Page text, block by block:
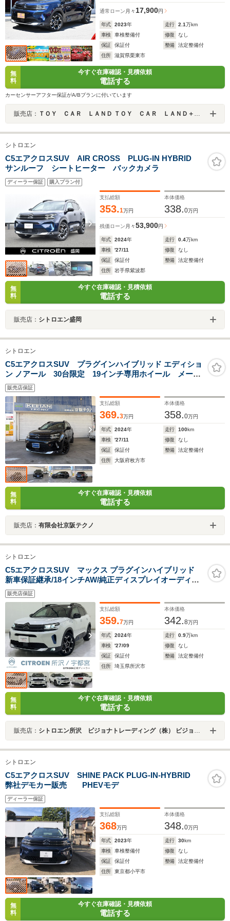
通常ローン 月々 17,900円
年式 2023年 走行 2.1万km
車検
車検整備付 修復
なし
保証
保証付 整備
法定整備付
住所
滋賀県栗東市
無
料
今すぐ在庫確認・見積依頼
電話する
カーセンサーアフター保証がA/Bプランに付いています
販売店： ＴＯＹ ＣＡＲ ＬＡＮＤ ＴＯＹ ＣＡＲ ＬＡＮＤ＋ 栗東店
シトロエン
C5エアクロスSUV AIR CROSS PLUG-IN HYBRID
サンルーフ シートヒーター バックカメラ
ディーラー保証 購入プラン付
支払総額
353.1万円
本体価格
338.0万円
残価ローン 月々53,900円
年式 2024年 走行 0.4万km
車検
'27/11 修復
なし
保証
保証付 整備
法定整備付
住所
岩手県紫波郡
無
料
今すぐ在庫確認・見積依頼
電話する
販売店： シトロエン盛岡
シトロエン
C5エアクロスSUV プラグインハイブリッド エディショ
ン ノアール 30台限定 19インチ専用ホイール メーカ
ー保証付き
販売店保証
支払総額
369.3万円
本体価格
358.0万円
年式 2024年 走行 100km
車検
'27/11 修復
なし
保証
保証付 整備
法定整備付
住所
大阪府枚方市
無
料
今すぐ在庫確認・見積依頼
電話する
販売店： 有限会社京阪テクノ
シトロエン
C5エアクロスSUV マックス プラグインハイブリッド
新車保証継承/18インチAW/純正ディスプレイオーディオ/
本革パワーシート/シートベンチレーション/スマートキー/
アダプティブクルーズコントロール/パノラミックサンル
ーフ/LEDヘッドライト/パワーバックドア
販売店保証
支払総額
359.7万円
本体価格
342.8万円
年式 2024年 走行 0.9万km
車検
'27/09 修復
なし
保証
保証付 整備
法定整備付
住所
埼玉県所沢市
無
料
今すぐ在庫確認・見積依頼
電話する
販売店： シトロエン所沢 ビジョナトレーディング（株） ビジョナグループ
シトロエン
C5エアクロスSUV SHINE PACK PLUG-IN-HYBRID
弊社デモカー販売 PHEVモデ
ディーラー保証
支払総額
368万円
本体価格
348.0万円
年式 2023年 走行 30km
車検
車検整備付 修復
なし
保証
保証付 整備
法定整備付
住所
東京都小平市
無
料
今すぐ在庫確認・見積依頼
電話する